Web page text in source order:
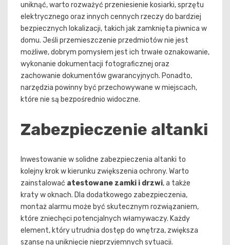
uniknąć, warto rozważyć przeniesienie kosiarki, sprzętu
elektrycznego oraz innych cennych rzeczy do bardziej
bezpiecznych lokalizacji, takich jak zamknięta piwnica w
domu. Jeśli przemieszczenie przedmiotów nie jest
możliwe, dobrym pomysłem jest ich trwałe oznakowanie,
wykonanie dokumentacji fotograficznej oraz
zachowanie dokumentów gwarancyjnych. Ponadto,
narzędzia powinny być przechowywane w miejscach,
które nie są bezpośrednio widoczne.
Zabezpieczenie altanki
Inwestowanie w solidne zabezpieczenia altanki to
kolejny krok w kierunku zwiększenia ochrony. Warto
zainstalować atestowane zamki i drzwi, a także
kraty w oknach. Dla dodatkowego zabezpieczenia,
montaż alarmu może być skutecznym rozwiązaniem,
które zniechęci potencjalnych włamywaczy. Każdy
element, który utrudnia dostęp do wnętrza, zwiększa
szansę na uniknięcie nieprzyjemnych sytuacji.